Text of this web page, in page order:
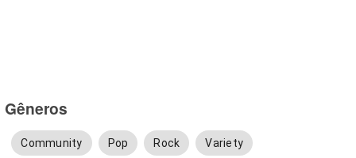
Gêneros
Community Pop Rock Variety